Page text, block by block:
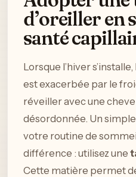
d’oreiller en
santé
Lorsque l’hiver
est exacerbée par le
réveiller avec une
désordonnée. Un
votre routine de
différence : utilisez une
Cette matière permet